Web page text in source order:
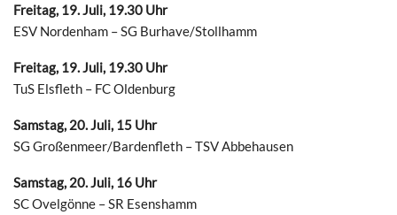
Freitag, 19. Juli, 19.30 Uhr
ESV Nordenham – SG Burhave/Stollhamm
Freitag, 19. Juli, 19.30 Uhr
TuS Elsfleth – FC Oldenburg
Samstag, 20. Juli, 15 Uhr
SG Großenmeer/Bardenfleth – TSV Abbehausen
Samstag, 20. Juli, 16 Uhr
SC Ovelgönne – SR Esenshamm